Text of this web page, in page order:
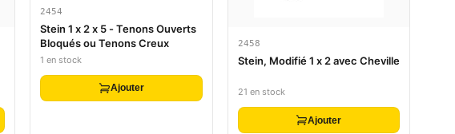
2454
Stein 1 x 2 x 5 - Tenons Ouverts
Bloqués ou Tenons Creux
1 en stock
Ajouter
2458
Stein, Modifié 1 x 2 avec Cheville
21 en stock
Ajouter